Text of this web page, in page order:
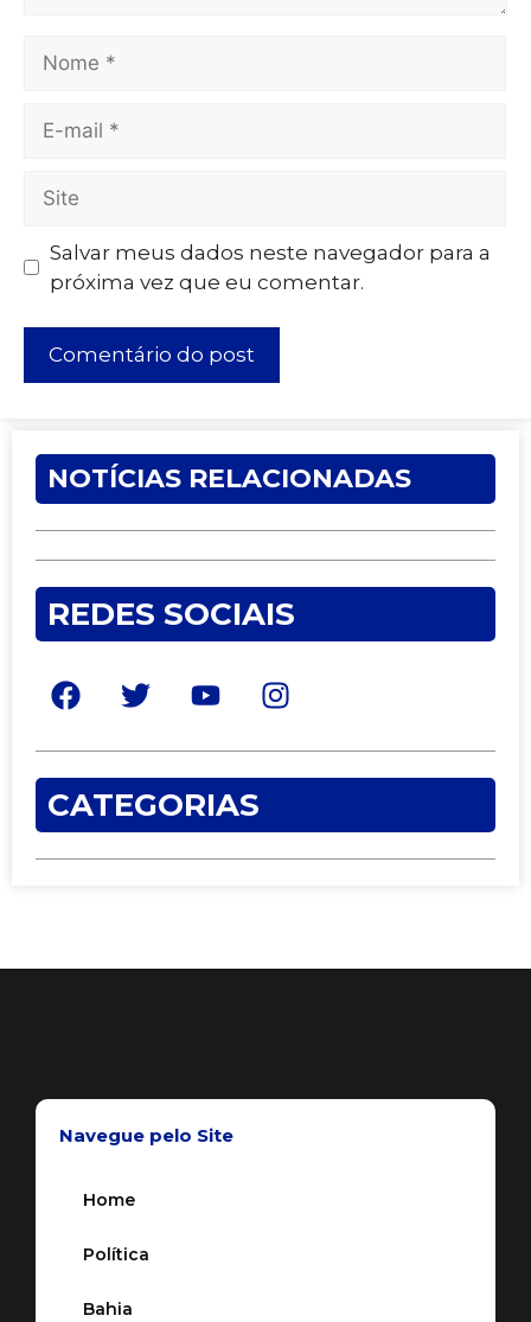
Salvar meus dados neste navegador para a
próxima vez que eu comentar.
NOTÍCIAS RELACIONADAS
REDES SOCIAIS
CATEGORIAS
Navegue pelo Site
Home
Política
Bahia